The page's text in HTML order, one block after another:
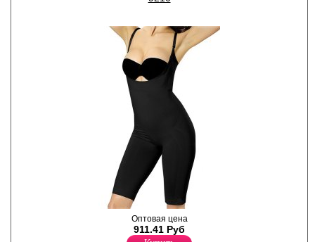
Боди с корректирующим
эффектомв области бедер и
талии, регулируемые
Оптовая цена
911.41 Руб